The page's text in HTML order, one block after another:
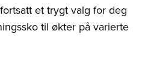
et trygt valg for deg
til økter på varierte